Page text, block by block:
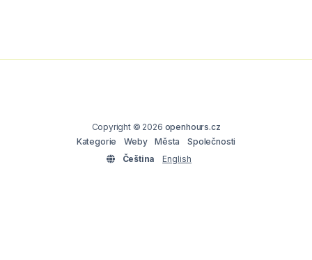
Copyright © 2026 openhours.cz
Kategorie
Weby Města
Společnosti
Čeština
English